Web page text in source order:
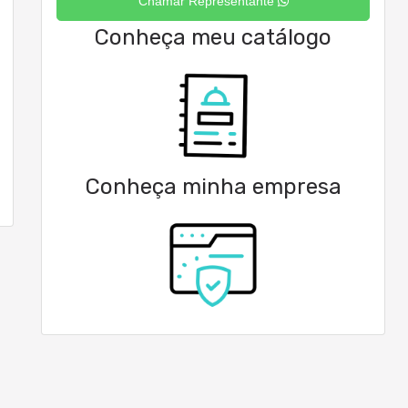
Conheça meu catálogo
Conheça minha empresa